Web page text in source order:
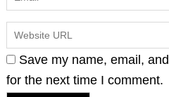
Save my name, email,
for the next time I comment.